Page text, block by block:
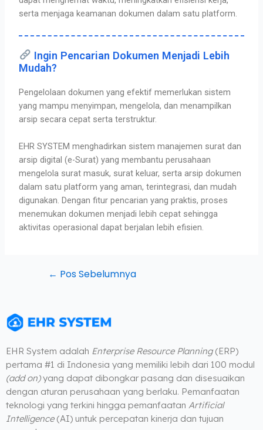
serta menjaga keamanan dokumen dalam satu platform.
Ingin Pencarian Dokumen Menjadi Lebih
Mudah?
Pengelolaan dokumen yang efektif memerlukan sistem
yang mampu menyimpan, mengelola, dan menampilkan
arsip secara cepat serta terstruktur.
EHR SYSTEM menghadirkan sistem manajemen surat dan
arsip digital (e-Surat) yang membantu perusahaan
mengelola surat masuk, surat keluar, serta arsip dokumen
dalam satu platform yang aman, terintegrasi, dan mudah
digunakan. Dengan fitur pencarian yang praktis, proses
menemukan dokumen menjadi lebih cepat sehingga
aktivitas operasional dapat berjalan lebih efisien.
← Pos Sebelumnya
EHR System adalah Enterprise Resource Planning(ERP)
pertama #1 di Indonesia yang memiliki lebih dari 100 modul
(add on)yang dapat dibongkar pasang dan disesuaikan
dengan aturan perusahaan yang berlaku. Pemanfaatan
teknologi yang terkini hingga pemanfaatan Artificial
Intelligence(AI) untuk percepatan kinerja dan tujuan